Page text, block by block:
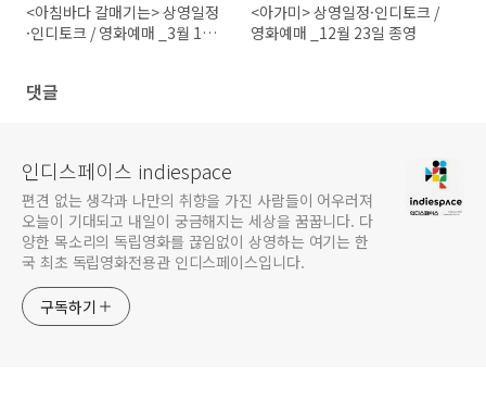
<아침바다 갈매기는> 상영일정
·인디토크 / 영화예매 _3월 16
<아가미> 상영일정·인디토크 /
영화예매 _12월 23일 종영
댓글
인디스페이스 indiespace
편견 없는 생각과 나만의 취향을 가진 사람들이 어우러져
오늘이 기대되고 내일이 궁금해지는 세상을 꿈꿉니다. 다
양한 목소리의 독립영화를 끊임없이 상영하는 여기는 한
국 최초 독립영화전용관 인디스페이스입니다.
구독하기